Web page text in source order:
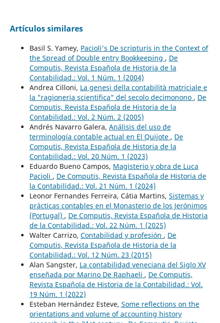
Artículos similares
Basil S. Yamey, Pacioli's De scripturis in the Context of
the Spread of Double entry Bookkeeping , De
Computis, Revista Española de Historia de la
Contabilidad.: Vol. 1 Núm. 1 (2004)
Andrea Cilloni, La genesi della contabilità matriciale e
la "ragioneria scientifica" del secolo decimonono , De
Computis, Revista Española de Historia de la
Contabilidad.: Vol. 2 Núm. 2 (2005)
Andrés Navarro Galera, Análisis del uso de
terminología contable actual en El Quijote , De
Computis, Revista Española de Historia de la
Contabilidad.: Vol. 20 Núm. 1 (2023)
Eduardo Bueno Campos, Magisterio y obra de Luca
Pacioli , De Computis, Revista Española de Historia de
la Contabilidad.: Vol. 21 Núm. 1 (2024)
Leonor Fernandes Ferreira, Cátia Martins, Sistemas y
prácticas contables en el Monasterio de los Jerónimos
(Portugal) , De Computis, Revista Española de Historia
de la Contabilidad.: Vol. 22 Núm. 1 (2025)
Walter Carrizo, Contabilidad y profesión , De
Computis, Revista Española de Historia de la
Contabilidad.: Vol. 12 Núm. 23 (2015)
Alan Sangster, La contabilidad veneciana del Siglo XV
enseñada por Marino De Raphaeli , De Computis,
Revista Española de Historia de la Contabilidad.: Vol.
19 Núm. 1 (2022)
Esteban Hernández Esteve, Some reflections on the
orientations and volume of accounting history